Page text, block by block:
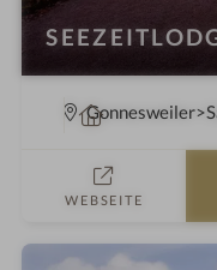
W
l
e
Gonnesweiler
WEBSEITE